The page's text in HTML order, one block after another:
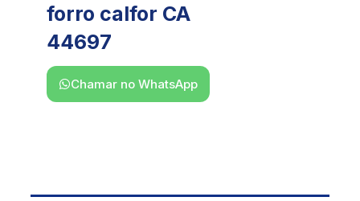
forro calfor CA
44697
Chamar no WhatsApp